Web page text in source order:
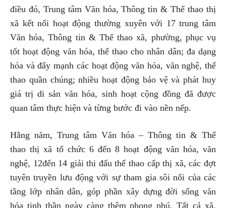
điều đó, Trung tâm Văn hóa, Thông tin & Thể thao thị
xã kết nối hoạt động thường xuyên với 17 trung tâm
Văn hóa, Thông tin & Thể thao xã, phường, phục vụ
tốt hoạt động văn hóa, thể thao cho nhân dân; đa dạng
hóa và đẩy mạnh các hoạt động văn hóa, văn nghệ, thể
thao quần chúng; nhiều hoạt động bảo vệ và phát huy
giá trị di sản văn hóa, sinh hoạt cộng đồng đã được
quan tâm thực hiện và từng bước đi vào nền nếp.
Hằng năm, Trung tâm Văn hóa – Thông tin & Thể
thao thị xã tổ chức 6 đến 8 hoạt động văn hóa, văn
nghệ, 12đến 14 giải thi đấu thể thao cấp thị xã, các đợt
tuyên truyền lưu động với sự tham gia sôi nổi của các
tầng lớp nhân dân, góp phần xây dựng đời sống văn
hóa tinh thần ngày càng thêm phong phú. Tất cả xã,